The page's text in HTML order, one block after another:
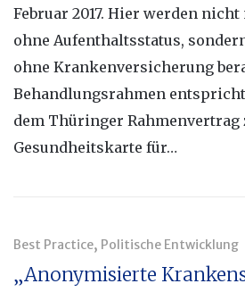
Februar 2017. Hier werden
ohne Aufenthaltsstatus,
ohne Krankenversicherung
Behandlungsrahmen entspricht
dem Thüringer
Gesundheitskarte für…
Best Practice, Politische Entwicklung
„Anonymisierte